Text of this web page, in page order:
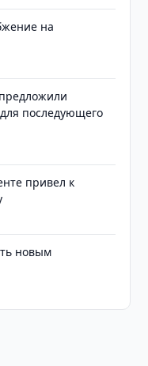
на
последующего
привел к
новым